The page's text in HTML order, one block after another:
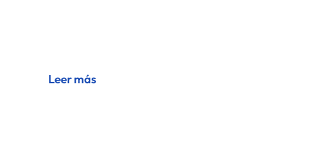
Leer más